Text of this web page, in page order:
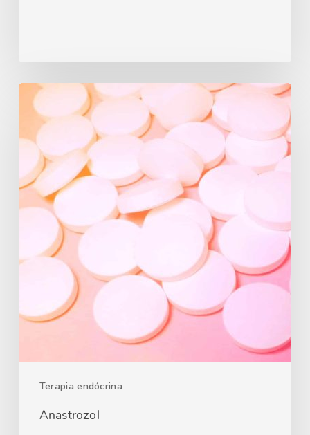
Terapia endócrina
Anastrozol